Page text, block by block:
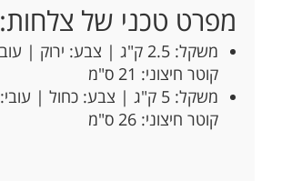
מפרט טכני של צלחות:
קוטר חיצוני: 21 ס"מ
קוטר חיצוני: 26 ס"מ